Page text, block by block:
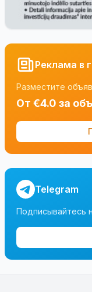
Реклама в
Разместите
От €4.0 за
Telegram
Подписывайтесь